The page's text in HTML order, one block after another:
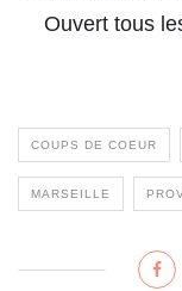
Ouvert tous
COUPS DE COEUR
MARSEILLE